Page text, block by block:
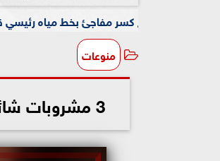
مفاجئ بخط مياه رئيسي قطر 1000
منوعات
3 مشروبات شائعة تثبت قدرتها علميا على خفض مستويات السكر في الدم